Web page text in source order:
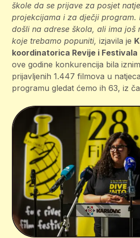
škole da se prijave za posjet
projekcijama i za dječji program.
došli na adrese škola, ali ima još
koje trebamo popuniti, izjavila je
koordinatorica Revije i Festivala
ove godine konkurencija bila
prijavljenih 1.447 filmova u
programu gledat ćemo ih 63, iz